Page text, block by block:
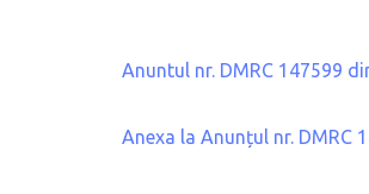
Anuntul nr. DMRC 147599
Anexa la Anunțul nr. DMRC